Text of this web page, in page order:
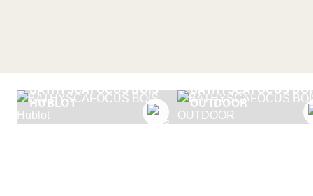
BATHYSCAFOCUS BOIS
HUBLOT
BATHYSCAFOCUS
OUTDOOR